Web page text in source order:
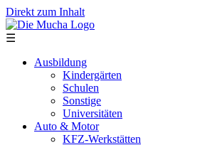
Direkt zum Inhalt
☰
Ausbildung
Kindergärten
Schulen
Sonstige
Universitäten
Auto & Motor
KFZ-Werkstätten